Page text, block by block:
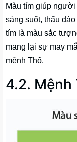
Màu tím giúp
sáng suốt, thấu
tím là màu sắc
mang lại sự may
mệnh Thổ.
4.2. Mệnh